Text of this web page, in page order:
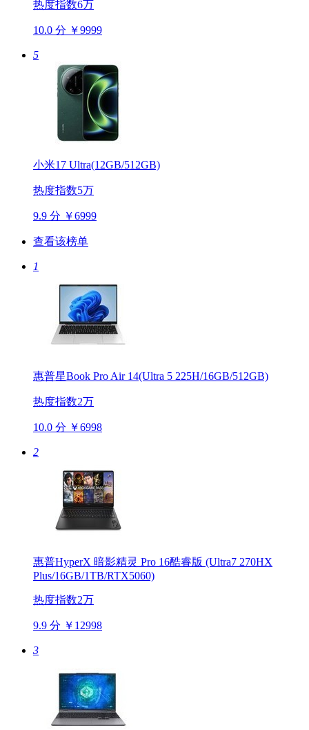
热度指数6万
10.0 分 ￥9999
5
小米17 Ultra(12GB/512GB)
热度指数5万
9.9 分 ￥6999
查看该榜单
1
惠普星Book Pro Air 14(Ultra 5 225H/16GB/512GB)
热度指数2万
10.0 分 ￥6998
2
惠普HyperX 暗影精灵 Pro 16酷睿版 (Ultra7 270HX
Plus/16GB/1TB/RTX5060)
热度指数2万
9.9 分 ￥12998
3